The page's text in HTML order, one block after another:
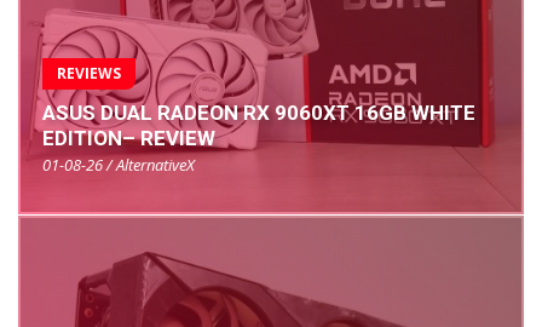
REVIEWS
ASUS DUAL RADEON RX 9060XT 16GB WHITE
EDITION– REVIEW
01-08-26 / AlternativeX